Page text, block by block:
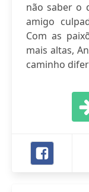
não saber o
amigo
Com as
mais altas,
caminho